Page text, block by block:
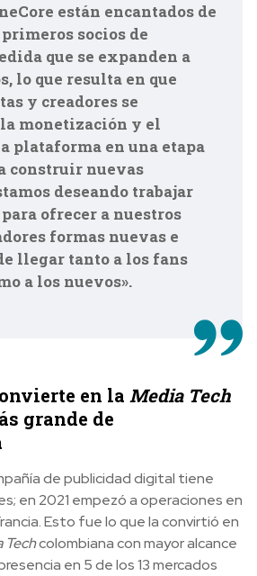
están encantados de
socios de
que se expanden a
lo que resulta en que
y creadores se
monetización y el
plataforma en una etapa
construir nuevas
deseando trabajar
ofrecer a nuestros
formas nuevas e
llegar tanto a los fans
a los nuevos».
en la Media Tech
grande de
de publicidad digital tiene
en 2021 empezó a operaciones en
Esto fue lo que la convirtió en
Techcolombiana con mayor alcance
en 5 de los 13 mercados